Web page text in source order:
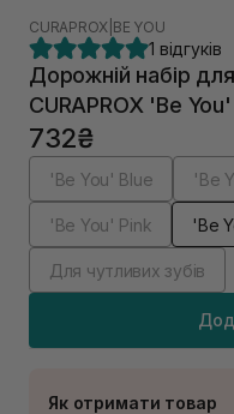
CURAPROX BE YOU
1 відгуків
Дорожній набір
CURAPROX 'Be
732₴
'Be You' Blue 'Be
'Be You' Pink 'Be
Для чутливих зубів
Як отримати товар